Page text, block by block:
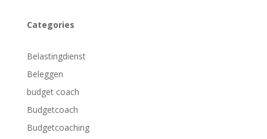
Categories
Belastingdienst
Beleggen
budget coach
Budgetcoach
Budgetcoaching